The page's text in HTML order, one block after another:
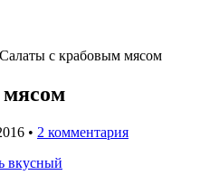
Салаты с крабовым мясом
• 2 комментария